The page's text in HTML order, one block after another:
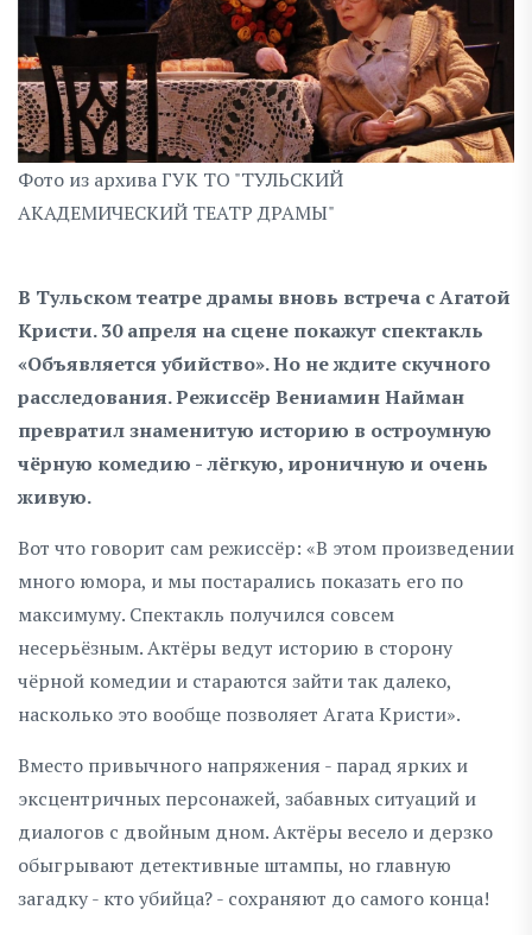
Фото из архива ГУК ТО "ТУЛЬСКИЙ
АКАДЕМИЧЕСКИЙ ТЕАТР ДРАМЫ"
В Тульском театре драмы вновь встреча с Агатой
Кристи. 30 апреля на сцене покажут спектакль
«Объявляется убийство». Но не ждите скучного
расследования. Режиссёр Вениамин Найман
превратил знаменитую историю в остроумную
чёрную комедию - лёгкую, ироничную и очень
живую.
Вот что говорит сам режиссёр: «В этом произведении
много юмора, и мы постарались показать его по
максимуму. Спектакль получился совсем
несерьёзным. Актёры ведут историю в сторону
чёрной комедии и стараются зайти так далеко,
насколько это вообще позволяет Агата Кристи».
Вместо привычного напряжения - парад ярких и
эксцентричных персонажей, забавных ситуаций и
диалогов с двойным дном. Актёры весело и дерзко
обыгрывают детективные штампы, но главную
загадку - кто убийца? - сохраняют до самого конца!